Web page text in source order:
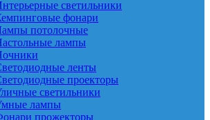
светильники
фонари
потолочные
лампы
ленты
проекторы
светильники
лампы
прожекторы